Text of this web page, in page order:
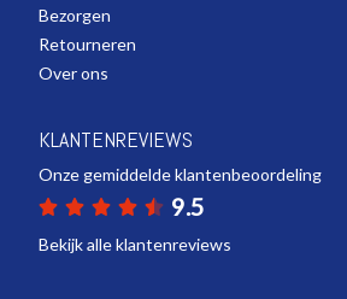
Bezorgen
Retourneren
Over ons
KLANTENREVIEWS
Onze gemiddelde klantenbeoordeling
9.5
Bekijk alle klantenreviews